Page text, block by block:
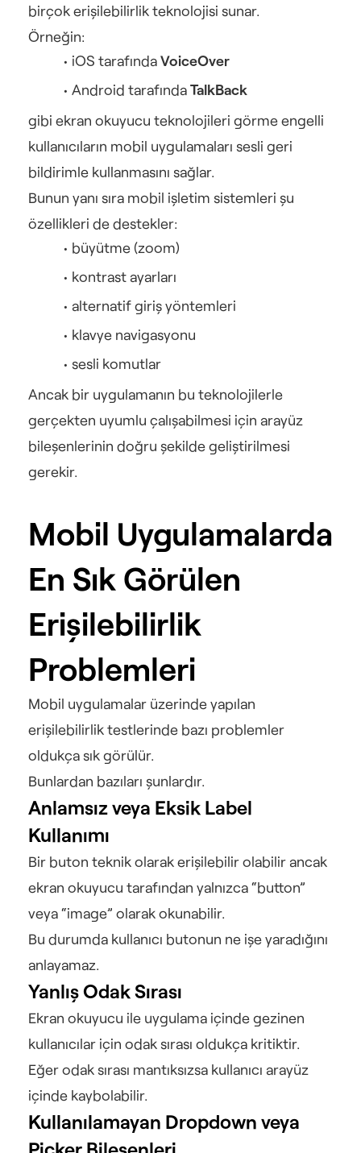
birçok erişilebilirlik teknolojisi sunar.
Örneğin:
iOS tarafında VoiceOver
Android tarafında TalkBack
gibi ekran okuyucu teknolojileri görme engelli
kullanıcıların mobil uygulamaları sesli geri
bildirimle kullanmasını sağlar.
Bunun yanı sıra mobil işletim sistemleri şu
özellikleri de destekler:
büyütme (zoom)
kontrast ayarları
alternatif giriş yöntemleri
klavye navigasyonu
sesli komutlar
Ancak bir uygulamanın bu teknolojilerle
gerçekten uyumlu çalışabilmesi için arayüz
bileşenlerinin doğru şekilde geliştirilmesi
gerekir.
Mobil Uygulamalarda
En Sık Görülen
Erişilebilirlik
Problemleri
Mobil uygulamalar üzerinde yapılan
erişilebilirlik testlerinde bazı problemler
oldukça sık görülür.
Bunlardan bazıları şunlardır.
Anlamsız veya Eksik Label
Kullanımı
Bir buton teknik olarak erişilebilir olabilir ancak
ekran okuyucu tarafından yalnızca “button”
veya “image” olarak okunabilir.
Bu durumda kullanıcı butonun ne işe yaradığını
anlayamaz.
Yanlış Odak Sırası
Ekran okuyucu ile uygulama içinde gezinen
kullanıcılar için odak sırası oldukça kritiktir.
Eğer odak sırası mantıksızsa kullanıcı arayüz
içinde kaybolabilir.
Kullanılamayan Dropdown veya